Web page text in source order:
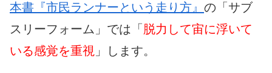
本書『市民ランナーという走り方』 の「サブ
スリーフォーム」では「 脱力して宙に浮いて
いる感覚を重視 」します。